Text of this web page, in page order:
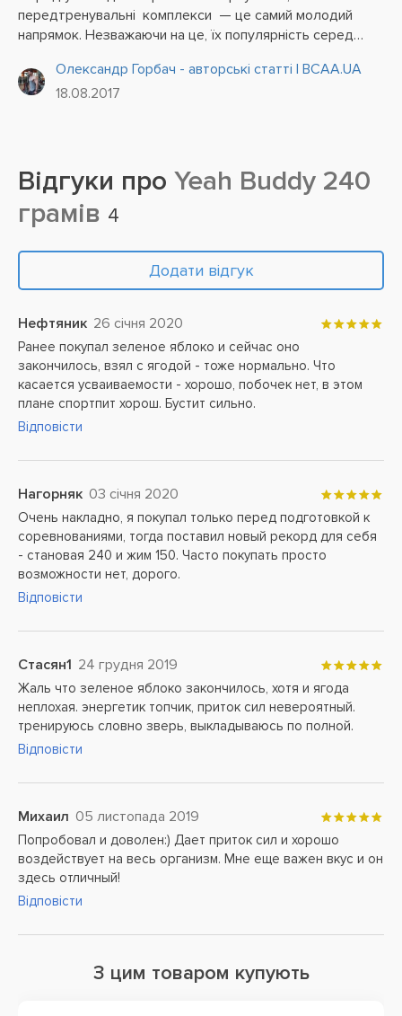
передтренувальні комплекси — це самий молодий
напрямок. Незважаючи на це, їх популярність серед
підвищення витривалості під час тренувань і...
Олександр Горбач - авторські статті | BCAA.UA
18.08.2017
Відгуки про Yeah Buddy 240
грамів 4
Додати відгук
Нефтяник 26 січня 2020
Ранее покупал зеленое яблоко и сейчас оно
закончилось, взял с ягодой - тоже нормально. Что
касается усваиваемости - хорошо, побочек нет, в этом
плане спортпит хорош. Бустит сильно.
Відповісти
Нагорняк 03 січня 2020
Очень накладно, я покупал только перед подготовкой к
соревнованиями, тогда поставил новый рекорд для себя
- становая 240 и жим 150. Часто покупать просто
возможности нет, дорого.
Відповісти
Стасян1 24 грудня 2019
Жаль что зеленое яблоко закончилось, хотя и ягода
неплохая. энергетик топчик, приток сил невероятный.
тренируюсь словно зверь, выкладываюсь по полной.
Відповісти
Михаил 05 листопада 2019
Попробовал и доволен:) Дает приток сил и хорошо
воздействует на весь организм. Мне еще важен вкус и он
здесь отличный!
Відповісти
З цим товаром купують